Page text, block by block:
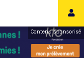
Contenu sponsorisé